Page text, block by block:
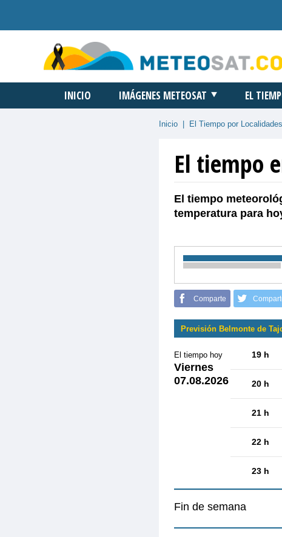
INICIO IMÁGENES METEOSAT EL
Inicio El Tiempo por Localidades
El tiempo
El tiempo
temperatura para
Comparte
Previsión Belmonte de
El tiempo hoy
Viernes
07.08.2026
19 h
20 h
21 h
22 h
23 h
Fin de semana